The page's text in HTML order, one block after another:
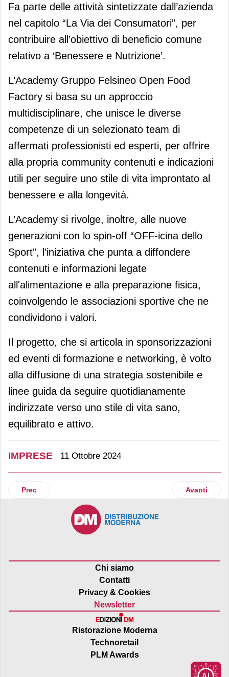
Fa parte delle attività sintetizzate dall’azienda
nel capitolo “La Via dei Consumatori”, per
contribuire all’obiettivo di beneficio comune
relativo a ‘Benessere e Nutrizione’.
L’Academy Gruppo Felsineo Open Food
Factory si basa su un approccio
multidisciplinare, che unisce le diverse
competenze di un selezionato team di
affermati professionisti ed esperti, per offrire
alla propria community contenuti e indicazioni
utili per seguire uno stile di vita improntato al
benessere e alla longevità.
L’Academy si rivolge, inoltre, alle nuove
generazioni con lo spin-off “OFF-icina dello
Sport”, l’iniziativa che punta a diffondere
contenuti e informazioni legate
all'alimentazione e alla preparazione fisica,
coinvolgendo le associazioni sportive che ne
condividono i valori.
Il progetto, che si articola in sponsorizzazioni
ed eventi di formazione e networking, è volto
alla diffusione di una strategia sostenibile e
linee guida da seguire quotidianamente
indirizzate verso uno stile di vita sano,
equilibrato e attivo.
IMPRESE 11 Ottobre 2024
Articolo precedente: Esselunga e sindacati: braccio di
Prec Articolo
Avanti
Chi siamo
Contatti
Privacy & Cookies
Newsletter
Ristorazione Moderna
Technoretail
PLM Awards